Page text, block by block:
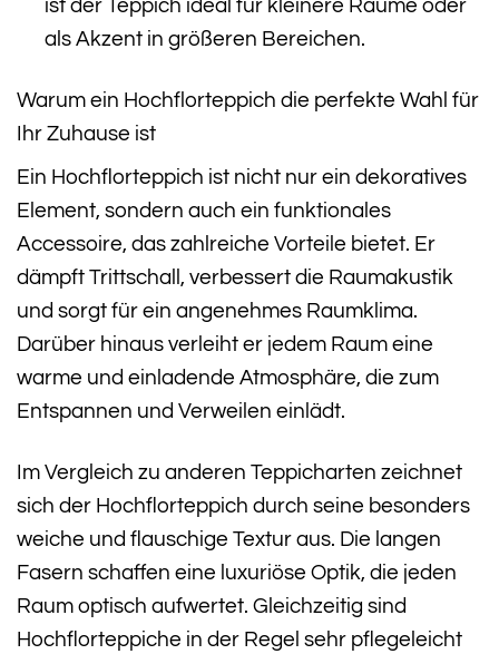
ist der Teppich ideal für kleinere Räume oder
als Akzent in größeren Bereichen.
Warum ein Hochflorteppich die perfekte Wahl für
Ihr Zuhause ist
Ein Hochflorteppich ist nicht nur ein dekoratives
Element, sondern auch ein funktionales
Accessoire, das zahlreiche Vorteile bietet. Er
dämpft Trittschall, verbessert die Raumakustik
und sorgt für ein angenehmes Raumklima.
Darüber hinaus verleiht er jedem Raum eine
warme und einladende Atmosphäre, die zum
Entspannen und Verweilen einlädt.
Im Vergleich zu anderen Teppicharten zeichnet
sich der Hochflorteppich durch seine besonders
weiche und flauschige Textur aus. Die langen
Fasern schaffen eine luxuriöse Optik, die jeden
Raum optisch aufwertet. Gleichzeitig sind
Hochflorteppiche in der Regel sehr pflegeleicht